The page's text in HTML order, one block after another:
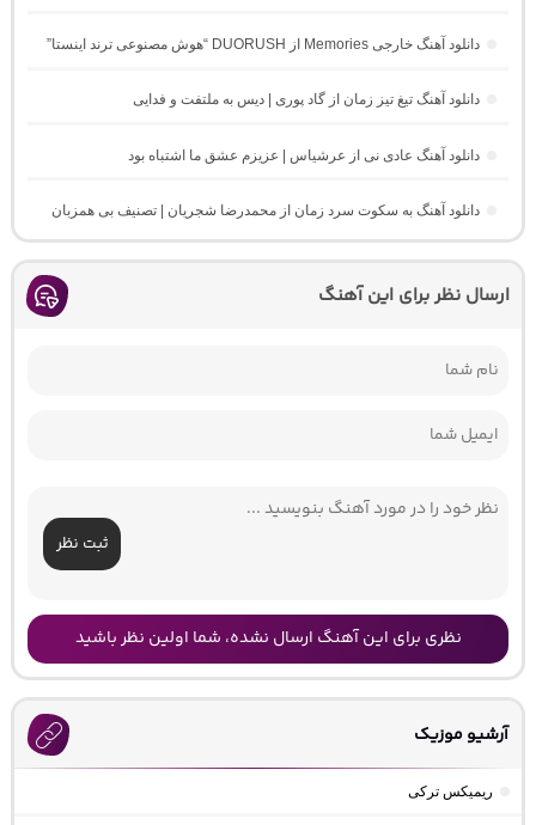
دانلود آهنگ خارجی Memories از DUORUSH “هوش مصنوعی ترند اینستا”
دانلود آهنگ تیغ تیز زمان از گاد پوری | دیس به ملتفت و فدایی
دانلود آهنگ عادی نی از عرشیاس | عزیزم عشق ما اشتباه بود
دانلود آهنگ به سکوت سرد زمان از محمدرضا شجریان | تصنیف بی همزبان
ارسال نظر برای این آهنگ
ثبت نظر
نظری برای این آهنگ ارسال نشده، شما اولین نظر باشید
آرشیو موزیک
ریمیکس ترکی